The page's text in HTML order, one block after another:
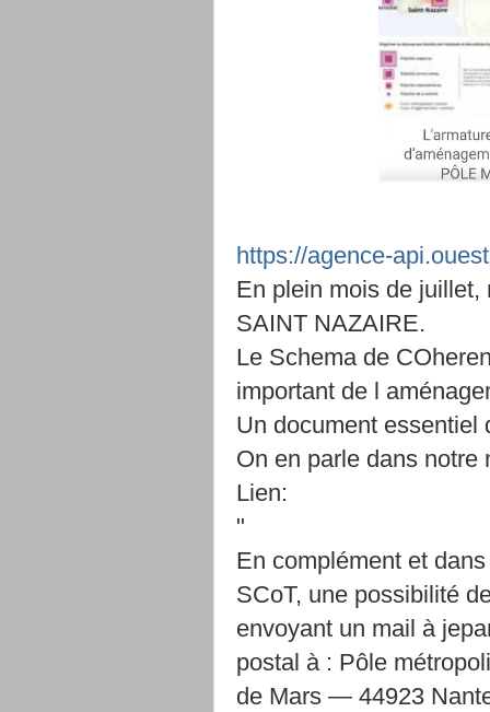
https://agence-
En plein mois de
SAINT NAZAIRE.
Le Schema de
important de l
Un document essentiel
On en parle dans notre
Lien:
"
En complément et
SCoT, une possibilité
envoyant un mail à
postal à : Pôle
de Mars — 44923